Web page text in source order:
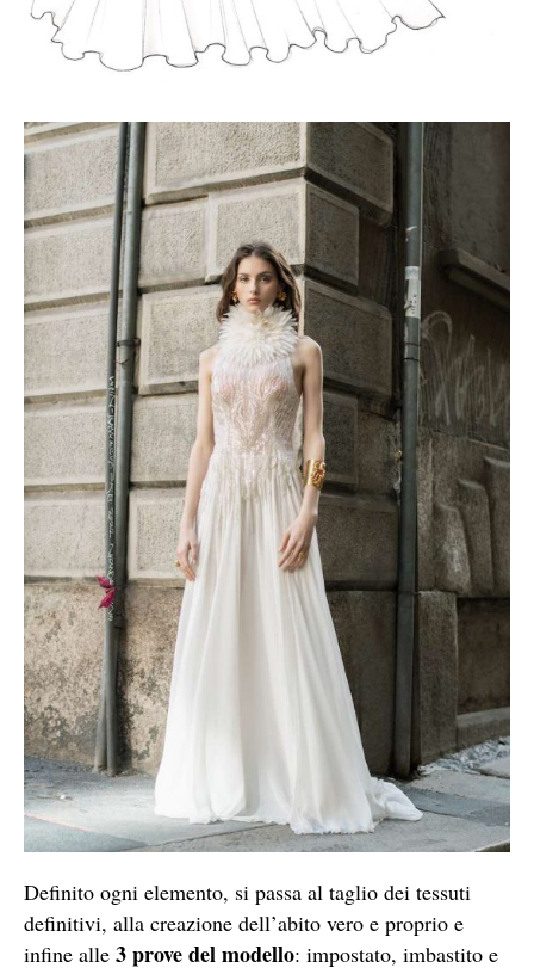
Definito ogni elemento, si passa al taglio dei tessuti
definitivi, alla creazione dell’abito vero e proprio e
infine alle 3 prove del modello: impostato, imbastito e